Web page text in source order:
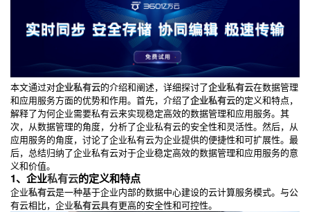
本文通过对企业私有云的介绍和阐述，详细探讨了企业私有云在数据管理
和应用服务方面的优势和作用。首先，介绍了企业私有云的定义和特点，
解释了为何企业需要私有云来实现稳定高效的数据管理和应用服务。其
次，从数据管理的角度，分析了企业私有云的安全性和灵活性。然后，从
应用服务的角度，讨论了企业私有云为企业提供的便捷性和可扩展性。最
后，总结归纳了企业私有云对于企业稳定高效的数据管理和应用服务的意
义和价值。
1、企业私有云的定义和特点
企业私有云是一种基于企业内部的数据中心建设的云计算服务模式。与公
有云相比，企业私有云具有更高的安全性和可控性。